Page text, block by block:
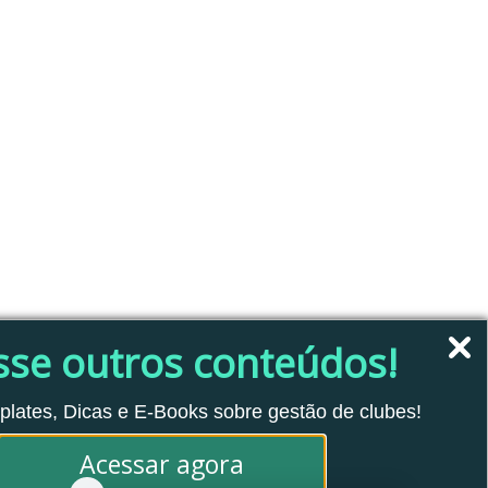
outros conteúdos!
Dicas e E-Books sobre gestão de clubes!
Acessar agora